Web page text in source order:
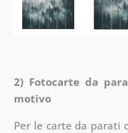
2) Fotocarte da
motivo
Per le carte da parati